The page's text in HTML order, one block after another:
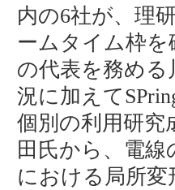
内の6社が、理
ームタイム枠
の代表を務める
況に加えて
個別の利用研究
田氏から、電
における局所